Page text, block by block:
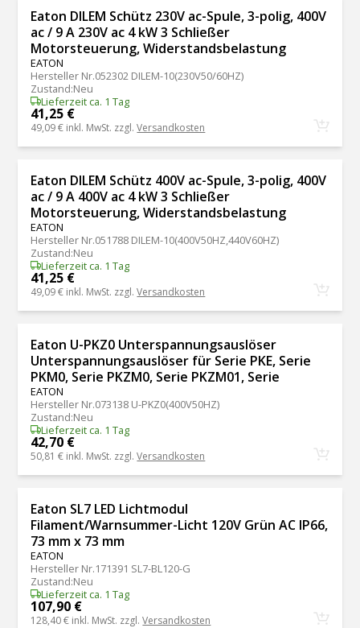
Eaton DILEM Schütz 230V ac-Spule, 3-polig, 400V
ac / 9 A 230V ac 4 kW 3 Schließer
Motorsteuerung, Widerstandsbelastung
EATON
Hersteller Nr.052302 DILEM-10(230V50/60HZ)
Zustand:Neu
Lieferzeit ca. 1 Tag
41,25 €
49,09 € inkl. MwSt. zzgl.Versandkosten
Eaton DILEM Schütz 400V ac-Spule, 3-polig, 400V
ac / 9 A 400V ac 4 kW 3 Schließer
Motorsteuerung, Widerstandsbelastung
EATON
Hersteller Nr.051788 DILEM-10(400V50HZ,440V60HZ)
Zustand:Neu
Lieferzeit ca. 1 Tag
41,25 €
49,09 € inkl. MwSt. zzgl.Versandkosten
Eaton U-PKZ0 Unterspannungsauslöser
Unterspannungsauslöser für Serie PKE, Serie
PKM0, Serie PKZM0, Serie PKZM01, Serie
EATON
Hersteller Nr.073138 U-PKZ0(400V50HZ)
Zustand:Neu
Lieferzeit ca. 1 Tag
42,70 €
50,81 € inkl. MwSt. zzgl.Versandkosten
Eaton SL7 LED Lichtmodul
Filament/Warnsummer-Licht 120V Grün AC IP66,
73 mm x 73 mm
EATON
Hersteller Nr.171391 SL7-BL120-G
Zustand:Neu
Lieferzeit ca. 1 Tag
107,90 €
128,40 € inkl. MwSt. zzgl.Versandkosten